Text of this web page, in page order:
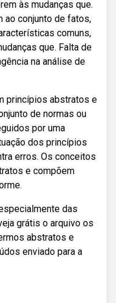
às mudanças que.
conjunto de fatos,
comuns,
que. Falta de
na análise de
princípios abstratos e
de normas ou
por uma
dos princípios
erros. Os conceitos
e compõem
das
grátis o arquivo os
abstratos e
enviado para a